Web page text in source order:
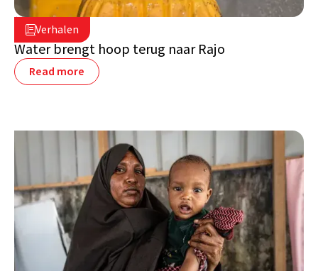
Verhalen
24 juli 2025
Somalië
Water brengt hoop terug naar Rajo
Read more